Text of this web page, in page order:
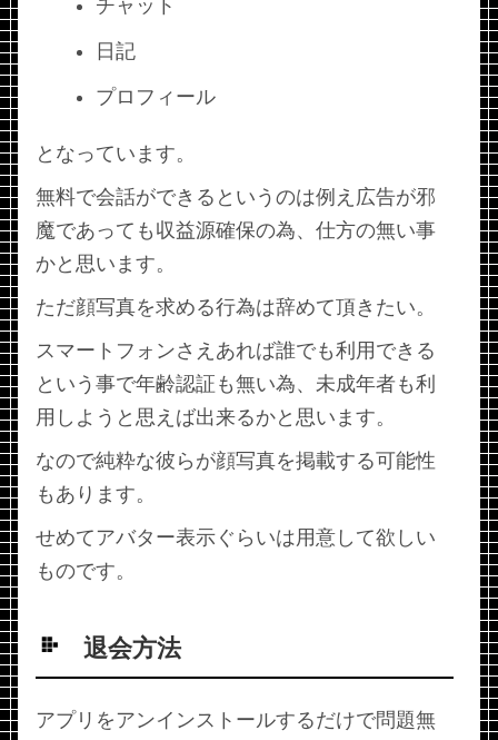
チャット
日記
プロフィール
となっています。
無料で会話ができるというのは例え広告が邪
魔であっても収益源確保の為、仕方の無い事
かと思います。
ただ顔写真を求める行為は辞めて頂きたい。
スマートフォンさえあれば誰でも利用できる
という事で年齢認証も無い為、未成年者も利
用しようと思えば出来るかと思います。
なので純粋な彼らが顔写真を掲載する可能性
もあります。
せめてアバター表示ぐらいは用意して欲しい
ものです。
退会方法
アプリをアンインストールするだけで問題無